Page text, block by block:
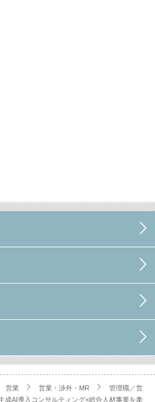
営業 営業・渉外・MR
管理職／営
成AI導入コンサルティング×総合人材事業を牽